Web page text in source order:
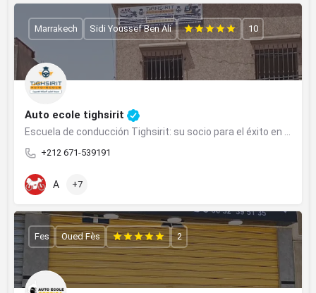
Auto ecole tighsirit
+212 671-539191
Marrakech Sidi Youssef Ben Ali 10
A +7
Fes Oued Fès 2